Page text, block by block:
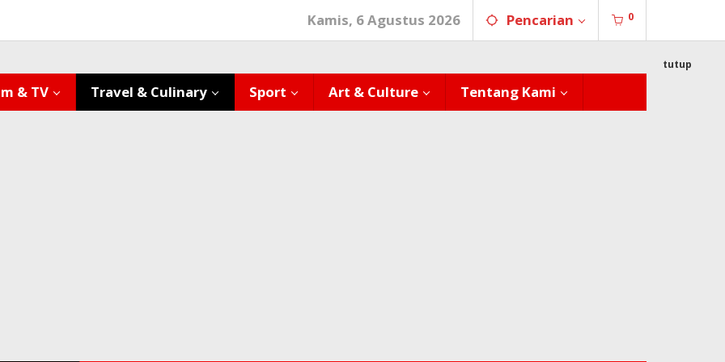
Kamis, 6 Agustus 2026 Pencarian 0
& TV Travel & Culinary Sport Art & Culture Tentang Kami
tutup